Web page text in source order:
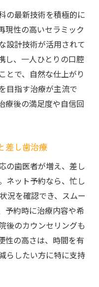
の最新技術を積極的に
現性の高いセラミック
設計技術が活用されて
し、一人ひとりの口腔
とで、自然な仕上がり
目指す治療が主流で
療後の満足度や自信回
差し歯治療
の歯医者が増え、差し
ネット予約なら、忙し
況を確認でき、スムー
予約時に治療内容や希
後のカウンセリングも
性の高さは、時間を有
らしたい方に特に支持